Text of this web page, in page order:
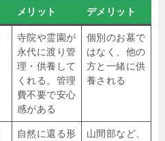
メリット デメリット
寺院や霊園が
永代に渡り管
理・供養して
くれる。管理
費不要で安心
感がある
個別のお墓で
はなく、他の
方と一緒に供
養される
自然に還る形
山間部など、